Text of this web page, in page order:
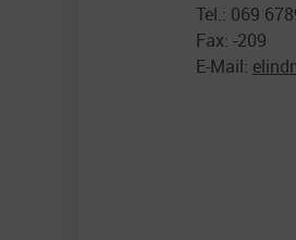
Tel.: 069
Fax: -209
E-Mail: